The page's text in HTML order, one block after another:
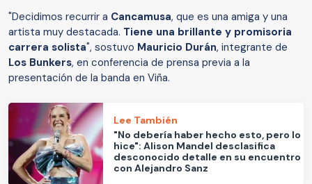
"Decidimos recurrir a Cancamusa, que es una amiga y una
artista muy destacada. Tiene una brillante y promisoria
carrera solista", sostuvo Mauricio Durán, integrante de
Los Bunkers, en conferencia de prensa previa a la
presentación de la banda en Viña.
Lee También
"No debería haber hecho esto, pero lo
hice": Alison Mandel desclasifica
desconocido detalle en su encuentro
con Alejandro Sanz